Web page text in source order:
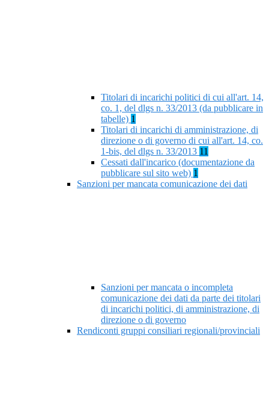
Titolari di incarichi politici di cui all'art. 14,
co. 1, del dlgs n. 33/2013 (da pubblicare in
tabelle) 1
Titolari di incarichi di amministrazione, di
direzione o di governo di cui all'art. 14, co.
1-bis, del dlgs n. 33/2013 11
Cessati dall'incarico (documentazione da
pubblicare sul sito web) 1
Sanzioni per mancata comunicazione dei dati
Sanzioni per mancata o incompleta
comunicazione dei dati da parte dei titolari
di incarichi politici, di amministrazione, di
direzione o di governo
Rendiconti gruppi consiliari regionali/provinciali